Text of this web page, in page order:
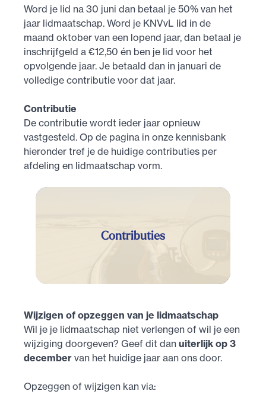
Word je lid na 30 juni dan betaal je 50% van het
jaar lidmaatschap. Word je KNVvL lid in de
maand oktober van een lopend jaar, dan betaal je
inschrijfgeld a €12,50 én ben je lid voor het
opvolgende jaar. Je betaald dan in januari de
volledige contributie voor dat jaar.
Contributie
De contributie wordt ieder jaar opnieuw
vastgesteld. Op de pagina in onze kennisbank
hieronder tref je de huidige contributies per
afdeling en lidmaatschap vorm.
Contributies
Wijzigen of opzeggen van je lidmaatschap
Wil je je lidmaatschap niet verlengen of wil je een
wijziging doorgeven? Geef dit dan uiterlijk op 3
december van het huidige jaar aan ons door.
Opzeggen of wijzigen kan via: